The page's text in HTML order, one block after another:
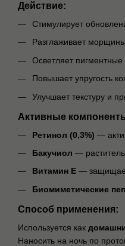
Действие:
Стимулирует
Разглаживает
Осветляет
Повышает упругость
Улучшает текстуру и
Активные
Ретинол (0,3%) —
Бакучиол —
Витамин Е —
Биомиметические
Способ применения:
Используется как
Наносить на ночь по